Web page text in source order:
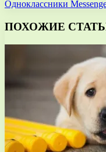
Одноклассники
ПОХОЖИЕ